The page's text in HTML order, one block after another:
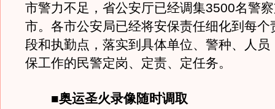
市警力不足，省公安厅已经调集3500名警
市。各市公安局已经将安保责任细化到每个
段和执勤点，落实到具体单位、警种、人员
保工作的民警定岗、定责、定任务。
■奥运圣火录像随时调取